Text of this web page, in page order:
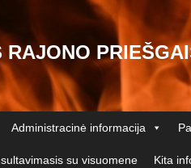
Administracinė informacija
su visuomene Kita